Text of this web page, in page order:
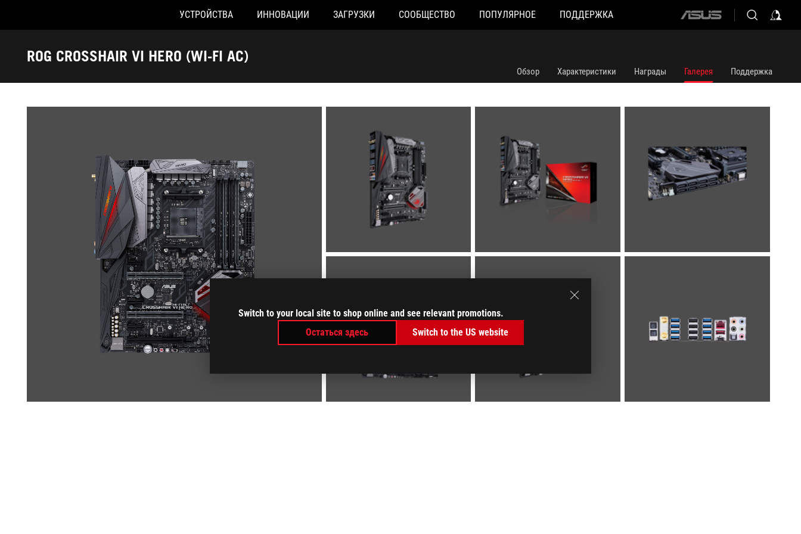
Switch to your local site to shop online and see relevant promotions.
Остаться здесь
Switch to the US website
Accessibility links
УСТРОЙСТВА ИННОВАЦИИ ЗАГРУЗКИ СООБЩЕСТВО ПОПУЛЯРНОЕ ПОДДЕРЖКА
ASUS
ROG CROSSHAIR VI HERO (WI-FI AC)
Галерея
Обзор Характеристики Награды Галерея Поддержка